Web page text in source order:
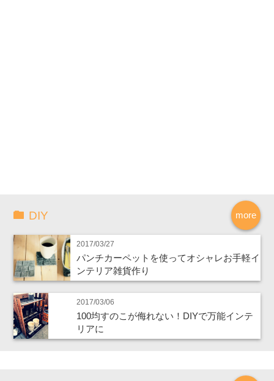
more
DIY
2017/03/27
パンチカーペットを使ってオシャレお手軽イ
ンテリア雑貨作り
2017/03/06
100均すのこが侮れない！DIYで万能インテ
リアに